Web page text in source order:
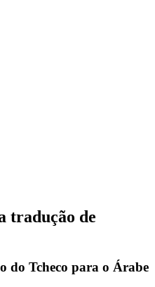
tradução de
do Tcheco para o Árabe